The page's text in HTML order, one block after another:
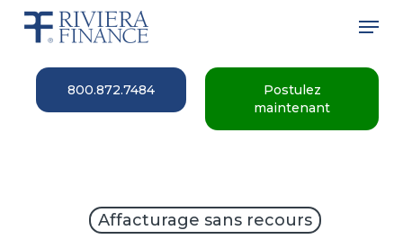
Skip
content
800.872.7484
Postulez
maintenant
Affacturage sans recours
Menu